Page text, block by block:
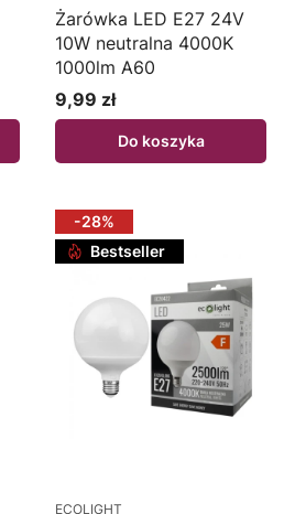
Żarówka LED E27 24V
10W neutralna 4000K
1000lm A60
Cena
9,99 zł
Do koszyka
-28%
Bestseller
ECOLIGHT